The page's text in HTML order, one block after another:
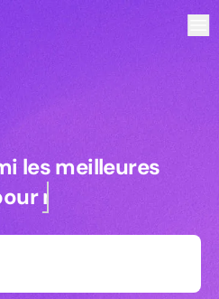
les meilleures
les meilleures
managers